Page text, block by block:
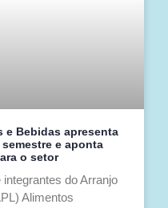
e Bebidas apresenta
e aponta
o setor
do Arranjo
Alimentos